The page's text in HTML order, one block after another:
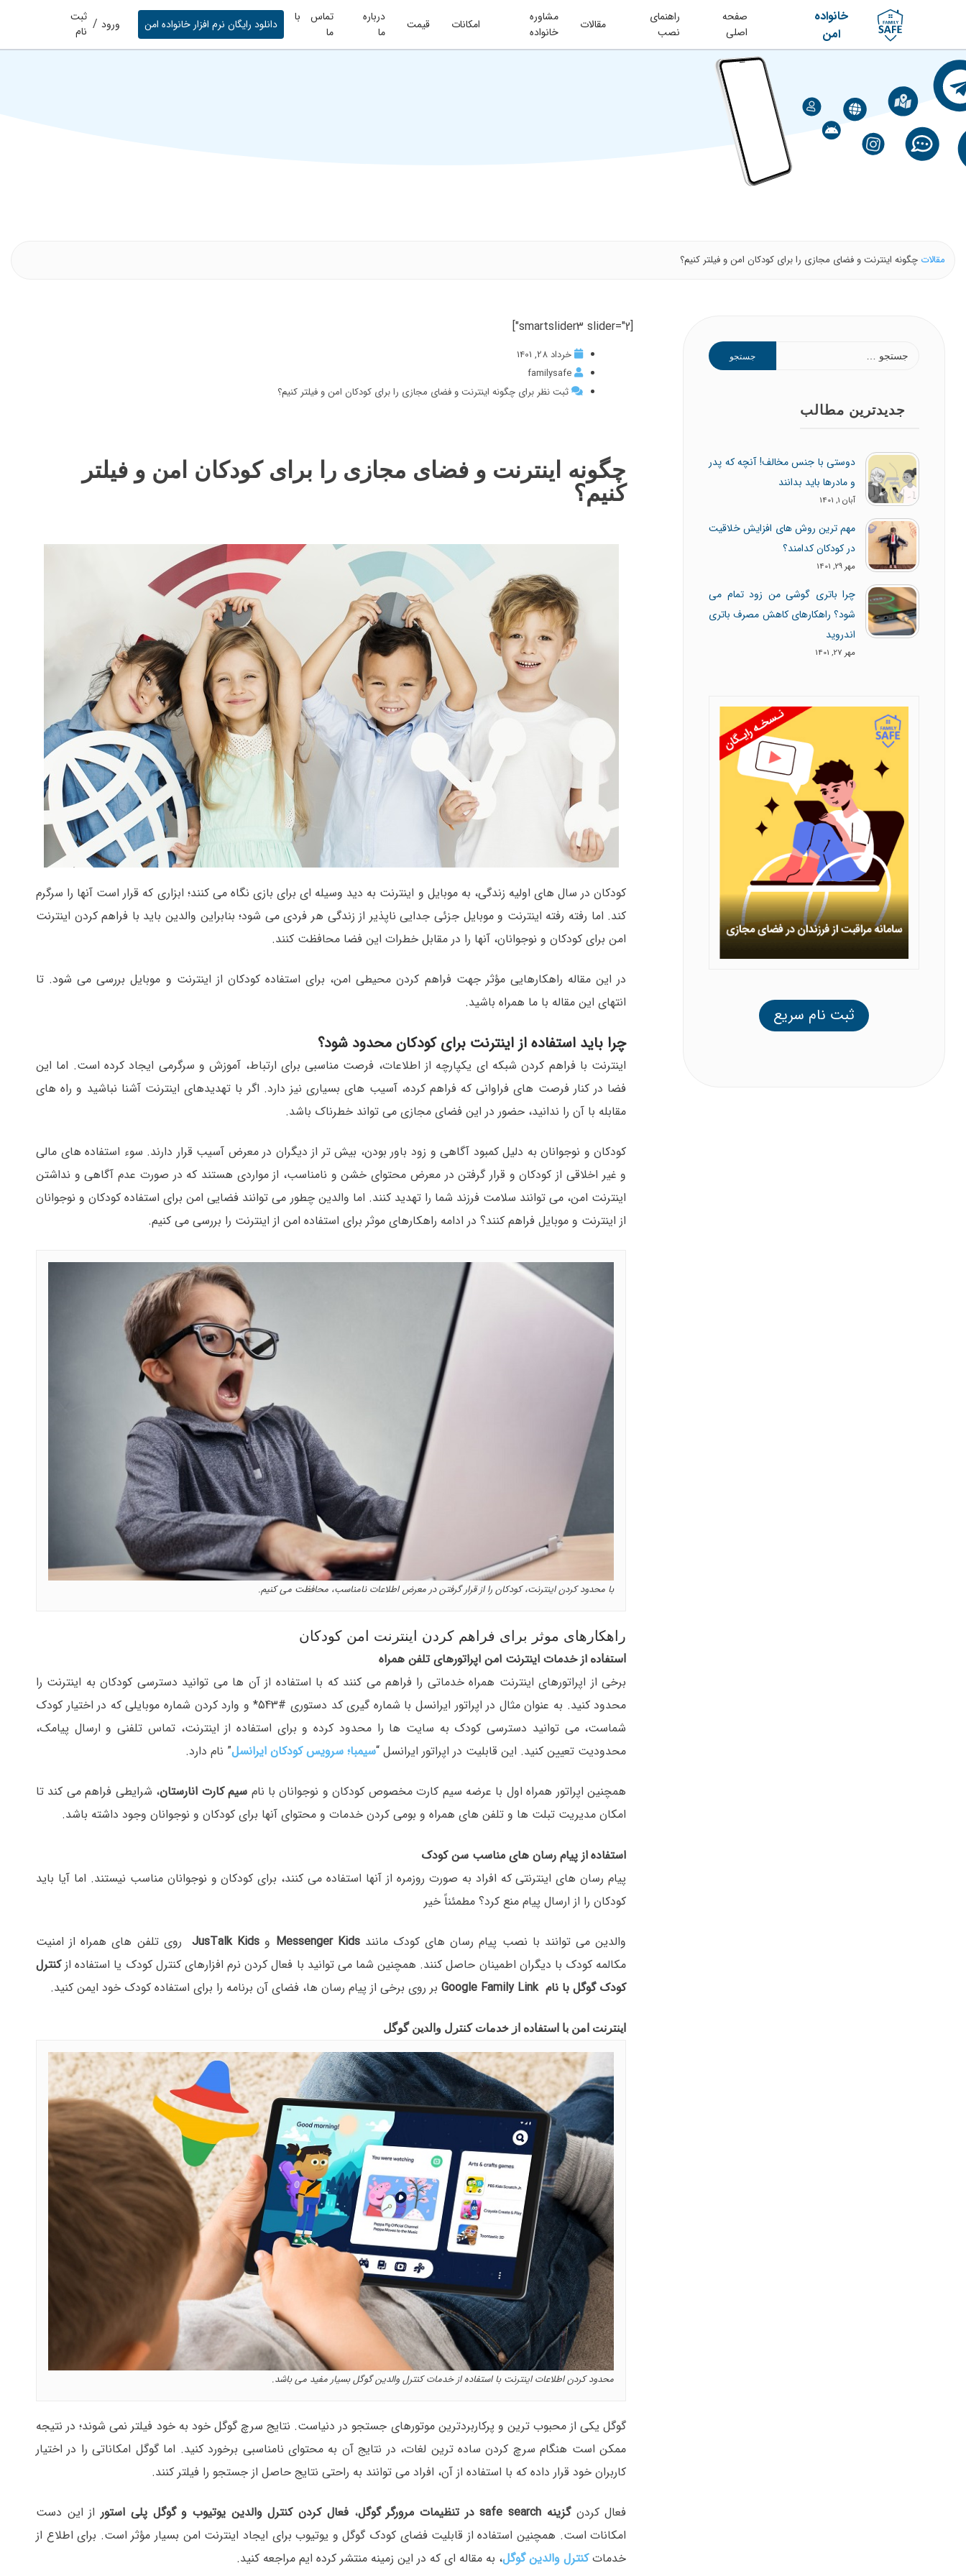
خانواده
امن
صفحه
اصلی
راهنمای
نصب
مقالات
مشاوره
خانواده
امکانات قیمت
درباره
ما
تماس با
ما
دانلود رایگان نرم افزار خانواده امن ورود / ثبت
نام
مقالات چگونه اینترنت و فضای مجازی را برای کودکان امن و فیلتر کنیم؟
[smartslider3 slider="2"]
خرداد 28, 1401
familysafe
ثبت نظر برای چگونه اینترنت و فضای مجازی را برای کودکان امن و فیلتر کنیم؟
چگونه اینترنت و فضای مجازی را برای کودکان امن و فیلتر
کنیم؟
کودکان در سال های اولیه زندگی، به موبایل و اینترنت به دید وسیله ای برای بازی نگاه می کنند؛ ابزاری که قرار است آنها را سرگرم
کند. اما رفته رفته اینترنت و موبایل جزئی جدایی ناپذیر از زندگی هر فردی می شود؛ بنابراین والدین باید با فراهم کردن اینترنت
امن برای کودکان و نوجوانان، آنها را در مقابل خطرات این فضا محافظت کنند.
در این مقاله راهکارهایی مؤثر جهت فراهم کردن محیطی امن، برای استفاده کودکان از اینترنت و موبایل بررسی می شود. تا
انتهای این مقاله با ما همراه باشید.
چرا باید استفاده از اینترنت برای کودکان محدود شود؟
اینترنت با فراهم کردن شبکه ای یکپارچه از اطلاعات، فرصت مناسبی برای ارتباط، آموزش و سرگرمی ایجاد کرده است. اما این
فضا در کنار فرصت های فراوانی که فراهم کرده، آسیب های بسیاری نیز دارد. اگر با تهدیدهای اینترنت آشنا نباشید و راه های
مقابله با آن را ندانید، حضور در این فضای مجازی می تواند خطرناک باشد.
کودکان و نوجوانان به دلیل کمبود آگاهی و زود باور بودن، بیش تر از دیگران در معرض آسیب قرار دارند. سوء استفاده های مالی
و غیر اخلاقی از کودکان و قرار گرفتن در معرض محتوای خشن و نامناسب، از مواردی هستند که در صورت عدم آگاهی و نداشتن
اینترنت امن، می توانند سلامت فرزند شما را تهدید کنند. اما والدین چطور می توانند فضایی امن برای استفاده کودکان و نوجوانان
از اینترنت و موبایل فراهم کنند؟ در ادامه راهکارهای موثر برای استفاده امن از اینترنت را بررسی می کنیم.
با محدود کردن اینترنت، کودکان را از قرار گرفتن در معرض اطلاعات نامناسب، محافظت می کنیم.
راهکارهای موثر برای فراهم کردن اینترنت امن کودکان
استفاده از خدمات اینترنت امن اپراتورهای تلفن همراه
برخی از اپراتورهای اینترنت همراه خدماتی را فراهم می کنند که با استفاده از آن ها می توانید دسترسی کودکان به اینترنت را
محدود کنید. به عنوان مثال در اپراتور ایرانسل با شماره گیری کد دستوری #543* و وارد کردن شماره موبایلی که در اختیار کودک
شماست، می توانید دسترسی کودک به سایت ها را محدود کرده و برای استفاده از اینترنت، تماس تلفنی و ارسال پیامک،
محدودیت تعیین کنید. این قابلیت در اپراتور ایرانسل “سیمبا؛ سرویس کودکان ایرانسل” نام دارد.
همچنین اپراتور همراه اول با عرضه سیم کارت مخصوص کودکان و نوجوانان با نام سیم کارت انارستان، شرایطی فراهم می کند تا
امکان مدیریت تبلت ها و تلفن های همراه و بومی کردن خدمات و محتوای آنها برای کودکان و نوجوانان وجود داشته باشد.
استفادهاز پیام رسان های مناسب سن کودک
پیام رسان های اینترنتی که افراد به صورت روزمره از آنها استفاده می کنند، برای کودکان و نوجوانان مناسب نیستند. اما آیا باید
کودکان را از ارسال پیام منع کرد؟ مطمئناً خیر
والدین می توانند با نصب پیام رسان های کودک مانندMessenger Kids و JusTalk Kids
روی تلفن های همراه از امنیت
مکالمه کودک با دیگران اطمینان حاصل کنند. همچنین شما می توانید با فعال کردن نرم افزارهای کنترل کودک یا استفاده ازکنترل
کودک گوگل با نام Google Family Link
بر روی برخی از پیام رسان ها، فضای آن برنامه را برای استفاده کودک خود ایمن کنید.
اینترنت امن با استفاده از خدمات کنترل والدین گوگل
محدود کردن اطلاعات اینترنت با استفاده از خدمات کنترل والدین گوگل بسیار مفید می باشد.
گوگل یکی از محبوب ترین و پرکاربردترین موتورهای جستجو در دنیاست. نتایج سرچ گوگل خود به خود فیلتر نمی شوند؛ در نتیجه
ممکن است هنگام سرچ کردن ساده ترین لغات، در نتایج آن به محتوای نامناسبی برخورد کنید. اما گوگل امکاناتی را در اختیار
کاربران خود قرار داده که با استفاده از آن، افراد می توانند به راحتی نتایج حاصل از جستجو را فیلتر کنند.
فعال کردنگزینه safe search در تنظیمات مرورگر گوگل، فعال کردن کنترل والدین یوتیوب و گوگل پلی استوراز این دست
امکانات است. همچنین استفاده از قابلیت فضای کودک گوگل و یوتیوب برای ایجاد اینترنت امن بسیار مؤثر است. برای اطلاع از
خدماتکنترل والدین گوگل، به مقاله ای که در این زمینه منتشر کرده ایم مراجعه کنید.
جدیدترین مطالب
دوستی با جنس مخالف! آنچه که پدر
و مادرها باید بدانند
آبان 1, 1401
مهم ترین روش های افزایش خلاقیت
در کودکان کدامند؟
مهر 29, 1401
چرا باتری گوشی من زود تمام می
شود؟ راهکارهای کاهش مصرف باتری
اندروید
مهر 27, 1401
ثبت نام سریع